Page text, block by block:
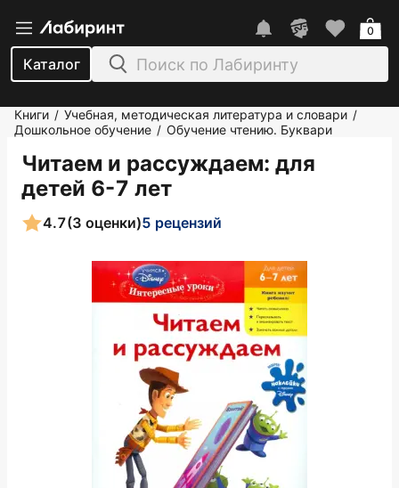
Каталог
0
Книги / Учебная, методическая литература и словари /
Дошкольное обучение / Обучение чтению. Буквари
Читаем и рассуждаем: для
детей 6-7 лет
4.7(3 оценки)5 рецензий